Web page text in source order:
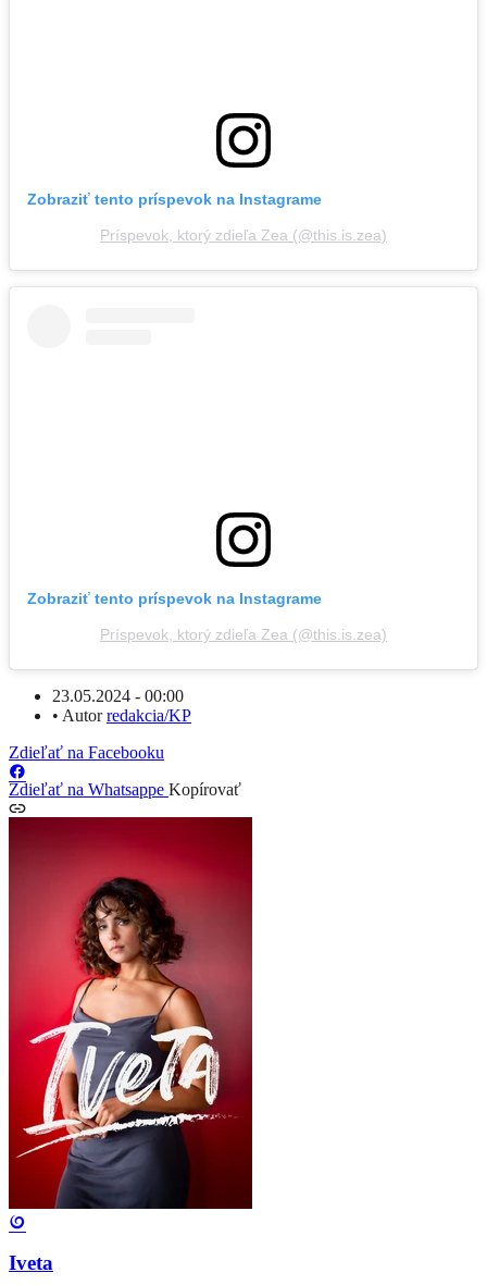
Zobraziť tento príspevok na Instagrame
Príspevok, ktorý zdieľa Zea (@this.is.zea)
Zobraziť tento príspevok na Instagrame
Príspevok, ktorý zdieľa Zea (@this.is.zea)
23.05.2024 - 00:00
• Autorredakcia/KP
Zdieľať na Facebooku
Zdieľať na Whatsappe Kopírovať
Iveta